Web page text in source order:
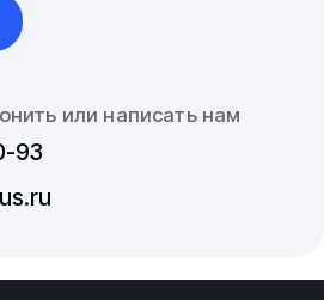
или написать нам
93